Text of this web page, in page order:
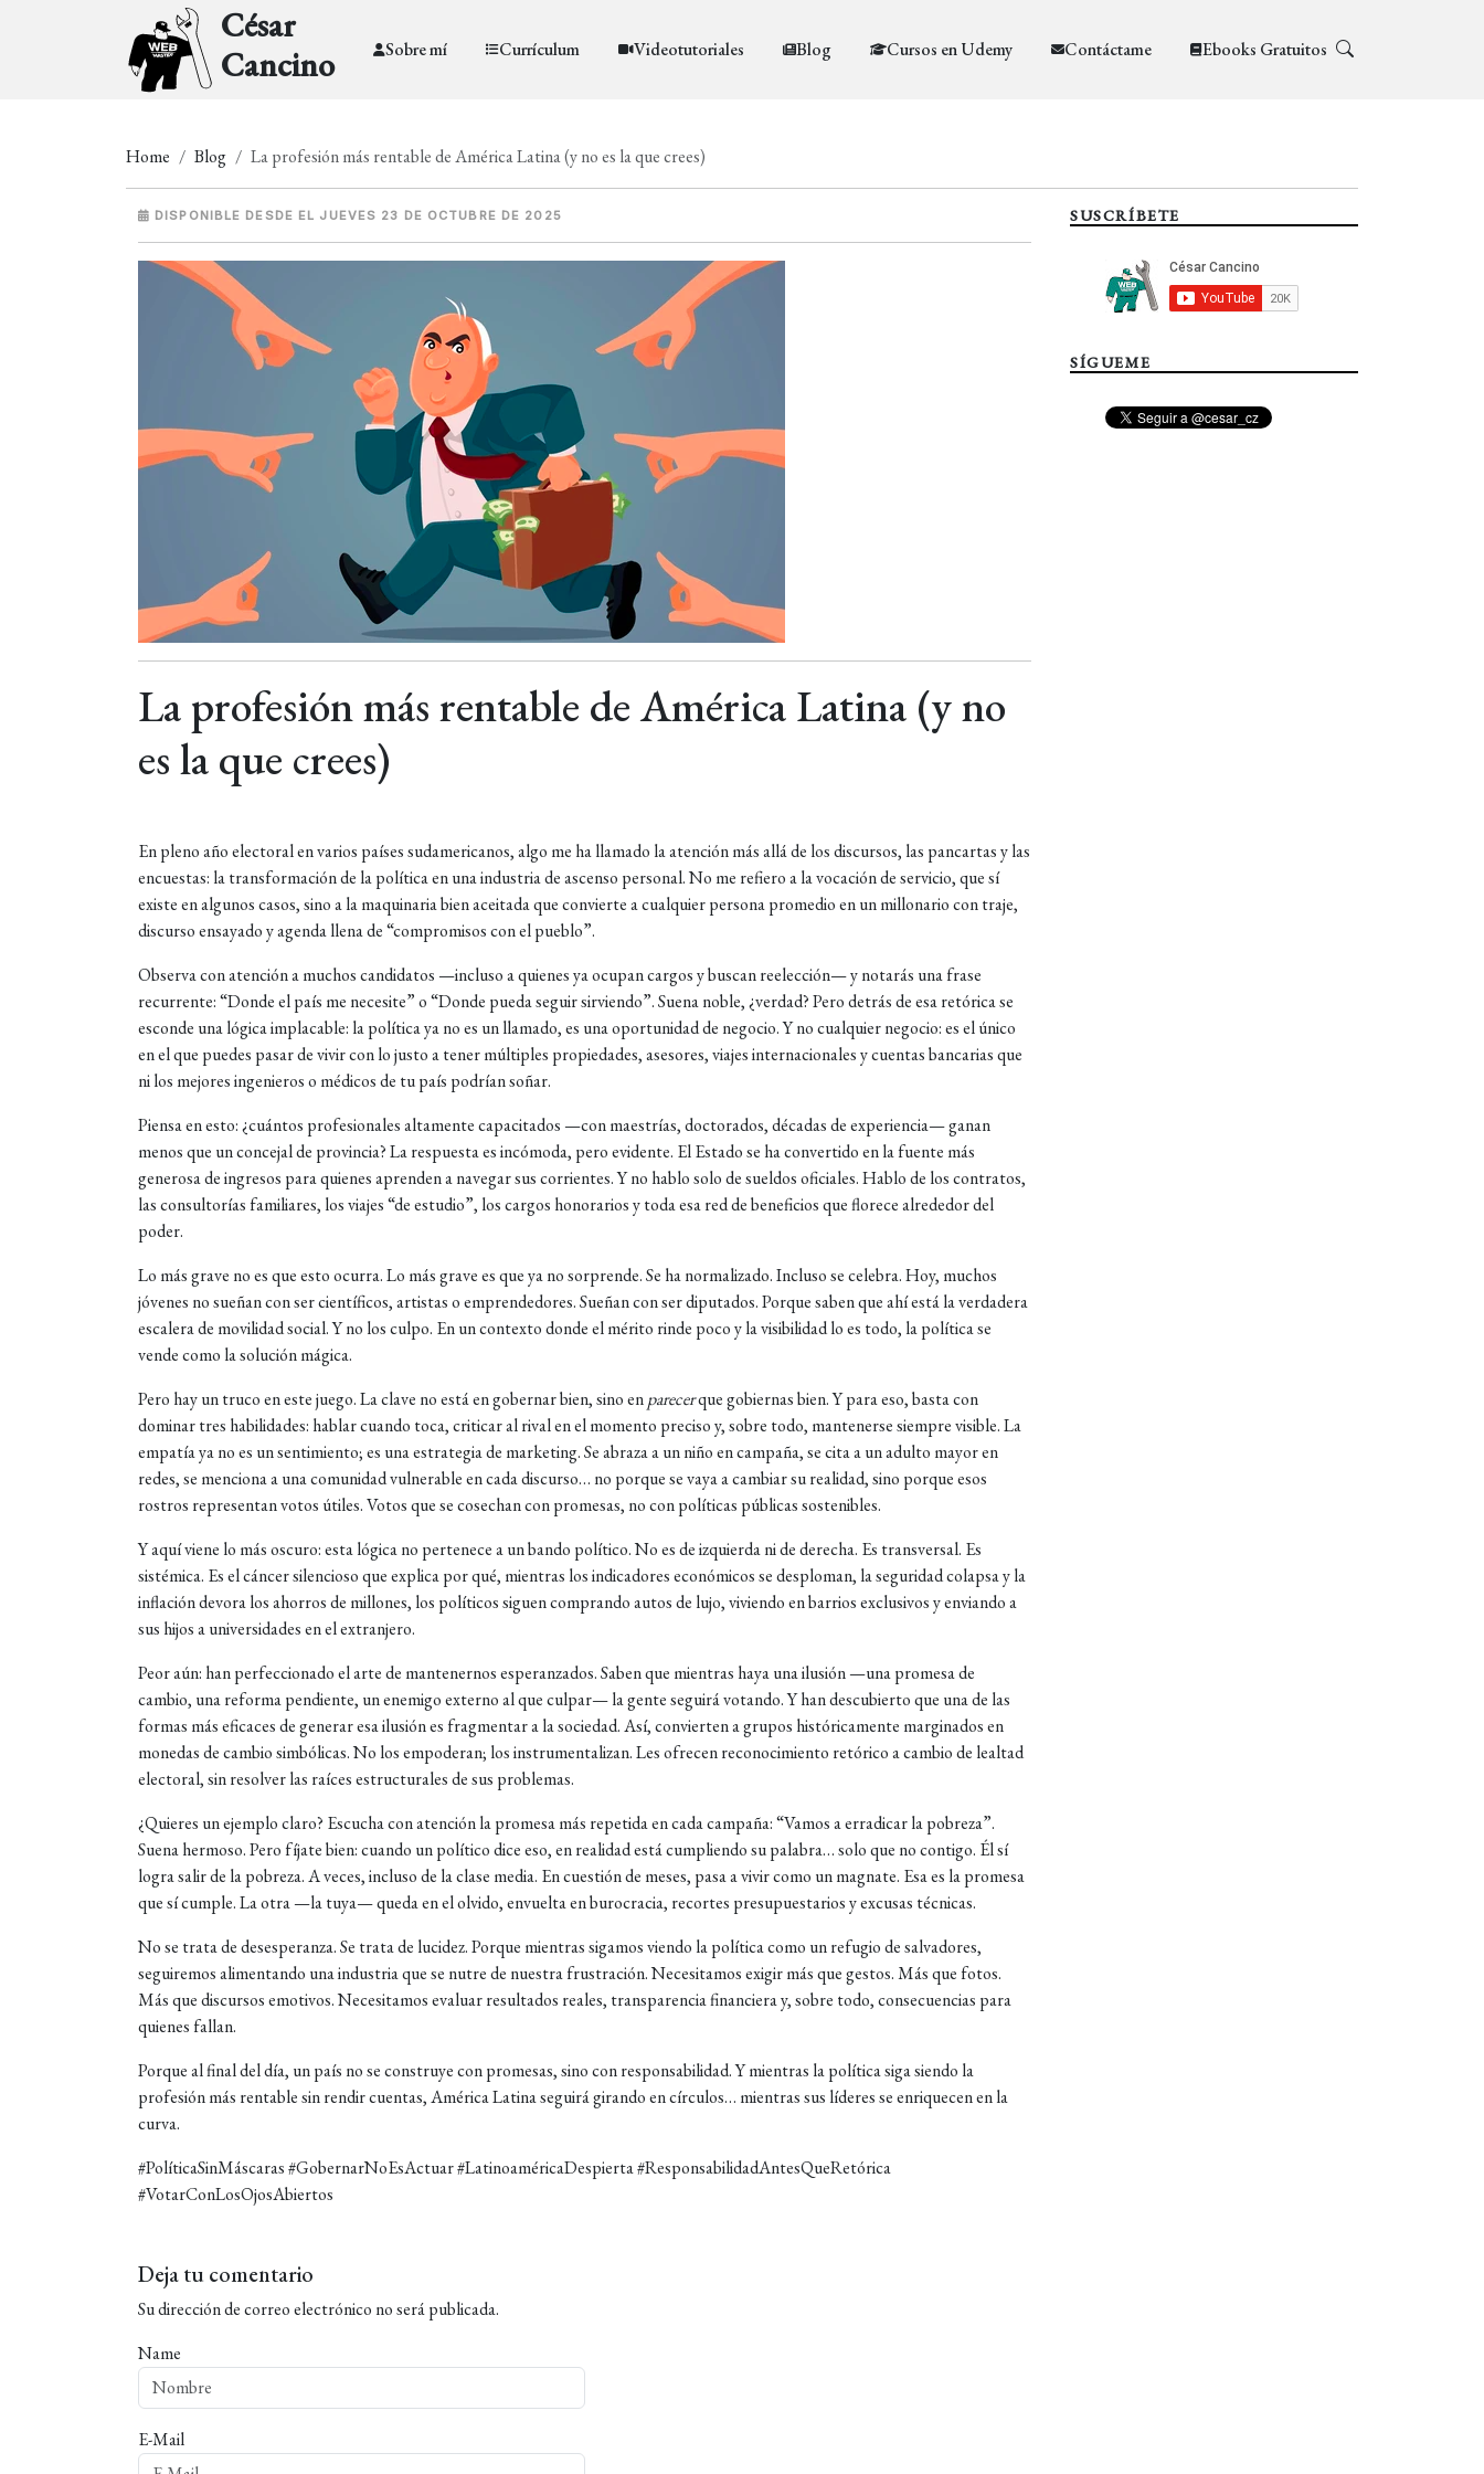
César
Cancino
Sobre mí Currículum Videotutoriales Blog Cursos en Udemy Contáctame Ebooks Gratuitos
Home Blog La profesión más rentable de América Latina (y no es la que crees)
DISPONIBLE DESDE EL JUEVES 23 DE OCTUBRE DE 2025
La profesión más rentable de América Latina (y no
es la que crees)
En pleno año electoral en varios países sudamericanos, algo me ha llamado la atención más allá de los discursos, las pancartas y las
encuestas: la transformación de la política en una industria de ascenso personal. No me refiero a la vocación de servicio, que sí
existe en algunos casos, sino a la maquinaria bien aceitada que convierte a cualquier persona promedio en un millonario con traje,
discurso ensayado y agenda llena de “compromisos con el pueblo”.
Observa con atención a muchos candidatos —incluso a quienes ya ocupan cargos y buscan reelección— y notarás una frase
recurrente: “Donde el país me necesite” o “Donde pueda seguir sirviendo”. Suena noble, ¿verdad? Pero detrás de esa retórica se
esconde una lógica implacable: la política ya no es un llamado, es una oportunidad de negocio. Y no cualquier negocio: es el único
en el que puedes pasar de vivir con lo justo a tener múltiples propiedades, asesores, viajes internacionales y cuentas bancarias que
ni los mejores ingenieros o médicos de tu país podrían soñar.
Piensa en esto: ¿cuántos profesionales altamente capacitados —con maestrías, doctorados, décadas de experiencia— ganan
menos que un concejal de provincia? La respuesta es incómoda, pero evidente. El Estado se ha convertido en la fuente más
generosa de ingresos para quienes aprenden a navegar sus corrientes. Y no hablo solo de sueldos oficiales. Hablo de los contratos,
las consultorías familiares, los viajes “de estudio”, los cargos honorarios y toda esa red de beneficios que florece alrededor del
poder.
Lo más grave no es que esto ocurra. Lo más grave es que ya no sorprende. Se ha normalizado. Incluso se celebra. Hoy, muchos
jóvenes no sueñan con ser científicos, artistas o emprendedores. Sueñan con ser diputados. Porque saben que ahí está la verdadera
escalera de movilidad social. Y no los culpo. En un contexto donde el mérito rinde poco y la visibilidad lo es todo, la política se
vende como la solución mágica.
Pero hay un truco en este juego. La clave no está en gobernar bien, sino enparecerque gobiernas bien. Y para eso, basta con
dominar tres habilidades: hablar cuando toca, criticar al rival en el momento preciso y, sobre todo, mantenerse siempre visible. La
empatía ya no es un sentimiento; es una estrategia de marketing. Se abraza a un niño en campaña, se cita a un adulto mayor en
redes, se menciona a una comunidad vulnerable en cada discurso… no porque se vaya a cambiar su realidad, sino porque esos
rostros representan votos útiles. Votos que se cosechan con promesas, no con políticas públicas sostenibles.
Y aquí viene lo más oscuro: esta lógica no pertenece a un bando político. No es de izquierda ni de derecha. Es transversal. Es
sistémica. Es el cáncer silencioso que explica por qué, mientras los indicadores económicos se desploman, la seguridad colapsa y la
inflación devora los ahorros de millones, los políticos siguen comprando autos de lujo, viviendo en barrios exclusivos y enviando a
sus hijos a universidades en el extranjero.
Peor aún: han perfeccionado el arte de mantenernos esperanzados. Saben que mientras haya una ilusión —una promesa de
cambio, una reforma pendiente, un enemigo externo al que culpar— la gente seguirá votando. Y han descubierto que una de las
formas más eficaces de generar esa ilusión es fragmentar a la sociedad. Así, convierten a grupos históricamente marginados en
monedas de cambio simbólicas. No los empoderan; los instrumentalizan. Les ofrecen reconocimiento retórico a cambio de lealtad
electoral, sin resolver las raíces estructurales de sus problemas.
¿Quieres un ejemplo claro? Escucha con atención la promesa más repetida en cada campaña: “Vamos a erradicar la pobreza”.
Suena hermoso. Pero fíjate bien: cuando un político dice eso, en realidad está cumpliendo su palabra… solo que no contigo. Él sí
logra salir de la pobreza. A veces, incluso de la clase media. En cuestión de meses, pasa a vivir como un magnate. Esa es la promesa
que sí cumple. La otra —la tuya— queda en el olvido, envuelta en burocracia, recortes presupuestarios y excusas técnicas.
No se trata de desesperanza. Se trata de lucidez. Porque mientras sigamos viendo la política como un refugio de salvadores,
seguiremos alimentando una industria que se nutre de nuestra frustración. Necesitamos exigir más que gestos. Más que fotos.
Más que discursos emotivos. Necesitamos evaluar resultados reales, transparencia financiera y, sobre todo, consecuencias para
quienes fallan.
Porque al final del día, un país no se construye con promesas, sino con responsabilidad. Y mientras la política siga siendo la
profesión más rentable sin rendir cuentas, América Latina seguirá girando en círculos… mientras sus líderes se enriquecen en la
curva.
#PolíticaSinMáscaras #GobernarNoEsActuar #LatinoaméricaDespierta #ResponsabilidadAntesQueRetórica
#VotarConLosOjosAbiertos
Deja tu comentario
Su dirección de correo electrónico no será publicada.
Name
E-Mail
SUSCRÍBETE
SÍGUEME